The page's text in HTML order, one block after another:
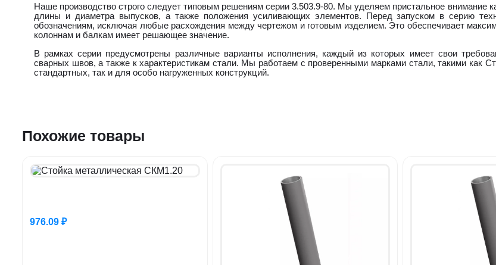
Наше производство строго следует типовым решениям серии 3.503.9-80. Мы уделяем пристальное внимание
длины и диаметра выпусков, а также положения усиливающих элементов. Перед запуском в серию
обозначениям, исключая любые расхождения между чертежом и готовым изделием. Это обеспечивает
колоннам и балкам имеет решающее значение.
В рамках серии предусмотрены различные варианты исполнения, каждый из которых имеет свои
сварных швов, а также к характеристикам стали. Мы работаем с проверенными марками стали, такими как
стандартных, так и для особо нагруженных конструкций.
Похожие товары
976.09 ₽